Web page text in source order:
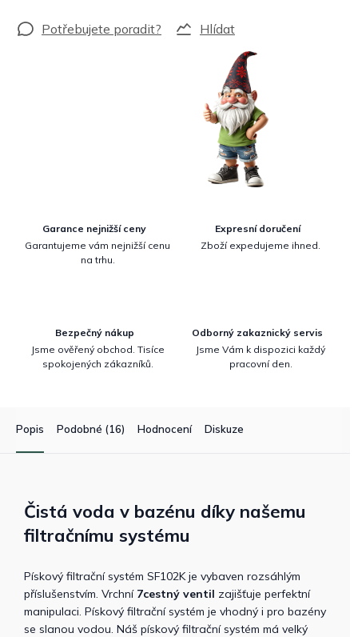
Hlídat
Garance nejnižší ceny
Garantujeme vám nejnižší cenu
na trhu.
Expresní doručení
Zboží expedujeme ihned.
Bezpečný nákup
Jsme ověřený obchod. Tisíce
spokojených zákazníků.
Odborný zakaznický servis
Jsme Vám k dispozici každý
pracovní den.
Popis Podobné (16) Hodnocení Diskuze
Čistá voda v bazénu díky našemu
filtračnímu systému
Pískový filtrační systém SF102K je vybaven rozsáhlým
příslušenstvím. Vrchní 7cestný ventil zajišťuje perfektní
manipulaci. Pískový filtrační systém je vhodný i pro bazény
se slanou vodou. Náš pískový filtrační systém má velký